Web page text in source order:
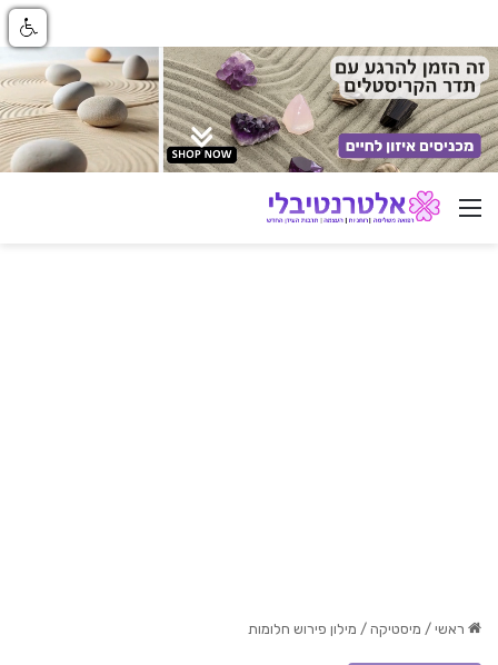
ניווט באתר
ראשי / מיסטיקה / מילון פירוש חלומות